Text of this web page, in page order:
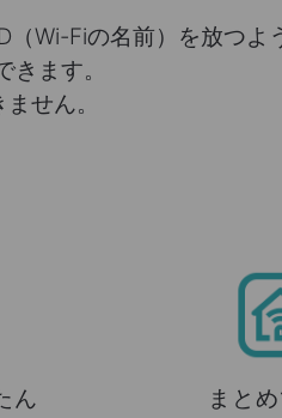
Wi-Fiの名前）を放つよ
ます。
せん。
ん まと